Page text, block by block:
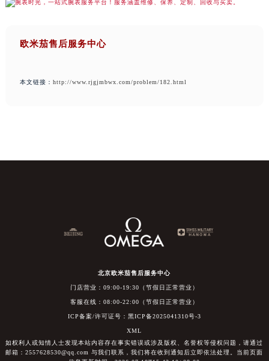
欧米茄售后服务中心
本文链接： http://www.rjgjmbwx.com/problem/182.html
北京欧米茄售后服务中心
门店营业：09:00-19:30（节假日正常营业）
客服在线：08:00-22:00（节假日正常营业）
ICP备案/许可证号：黑ICP备2025041310号-3
XML
如权利人或知情人士发现本站内容存在事实错误或涉及版权、名誉权等侵权问题，请通过
邮箱：2557628530@qq.com 与我们联系，我们将在收到通知后立即依法处理。当前页面